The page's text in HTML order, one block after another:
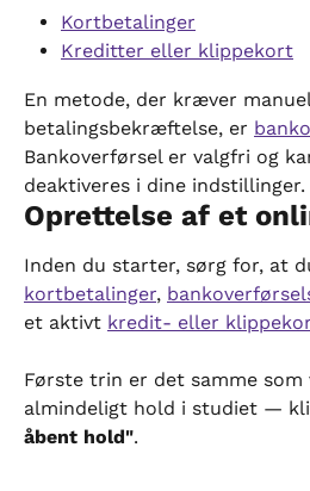
Kortbetalinger
Kreditter eller klippekort
En metode, der kræver
betalingsbekræftelse, er
Bankoverførsel er valgfri og
deaktiveres i dine indstillinger.
Oprettelse af et
Inden du starter, sørg for, at
kortbetalinger,
et aktivt kredit- eller
Første trin er det samme
almindeligt hold i studiet —
åbent hold".